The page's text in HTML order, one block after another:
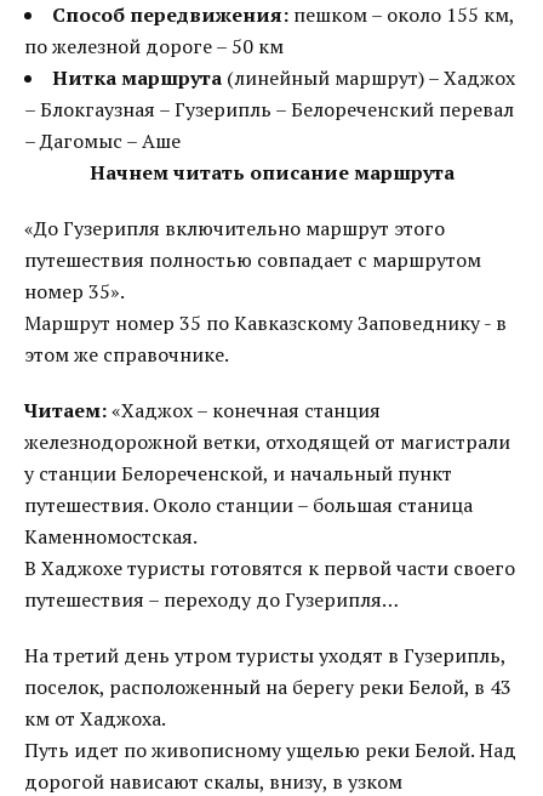
Способ передвижения: пешком – около 155 км,
по железной дороге – 50 км
Нитка маршрута (линейный маршрут) – Хаджох
– Блокгаузная – Гузерипль – Белореченский перевал
– Дагомыс – Аше
Начнем читать описание маршрута
«До Гузерипля включительно маршрут этого
путешествия полностью совпадает с маршрутом
номер 35».
Маршрут номер 35 по Кавказскому Заповеднику - в
этом же справочнике.
Читаем:«Хаджох – конечная станция
железнодорожной ветки, отходящей от магистрали
у станции Белореченской, и начальный пункт
путешествия. Около станции – большая станица
Каменномостская.
В Хаджохе туристы готовятся к первой части своего
путешествия – переходу до Гузерипля…
На третий день утром туристы уходят в Гузерипль,
поселок, расположенный на берегу реки Белой, в 43
км от Хаджоха.
Путь идет по живописному ущелью реки Белой. Над
дорогой нависают скалы, внизу, в узком